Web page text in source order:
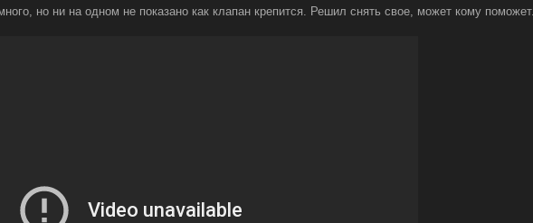
но ни на одном не показано как клапан крепится. Решил снять свое, может кому поможет.